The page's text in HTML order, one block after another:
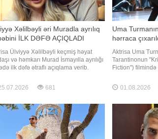
Xəlilbəyli əri Muradla ayrılıq
İLK DƏFƏ AÇIQLADI
Ülviyyə Xəlilbəyli keçmiş həyat
və həmkarı Murad İsmayılla ayrılığı
ilk dəfə ətraflı açıqlama verib.
"YouTube" kanalında
müsahibəsində danışıb.
dövrdə münasibətlərini
681
Uma
hərraca
Aktrisa Uma
Tarantinonun
Fiction")
xəbər verir ki,
yayıb. Bildirilib
01.08.2026